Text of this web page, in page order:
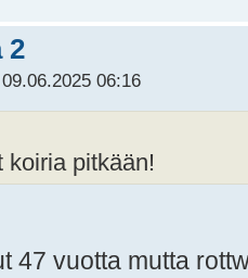
2
06:16
koiria pitkään!
47 vuotta mutta